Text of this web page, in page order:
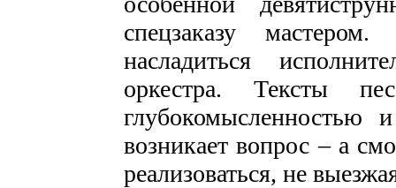
спецзаказу
насладиться
оркестра. Тексты
глубокомысленностью
возникает вопрос – а
реализоваться, не